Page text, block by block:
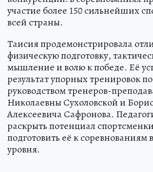
участие более 150 сильнейших
всей страны.
Таисия продемонстрировала
физическую подготовку,
мышление и волю к победе. Её
результат упорных тренировок
руководством тренеров-
Николаевны Сухоловской и
Алексеевича Сафронова.
раскрыть потенциал
подготовить её к соревнованиям
уровня.